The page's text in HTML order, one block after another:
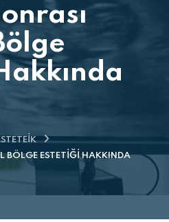
BÖLGE ESTETIĞI HAKKINDA